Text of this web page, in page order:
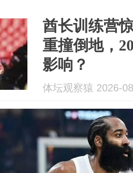
酋长训练营
重撞倒地，
影响？
体坛观察猿 2026-